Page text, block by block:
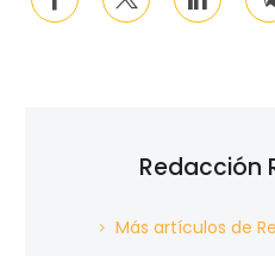
Redacción
Más artículos de